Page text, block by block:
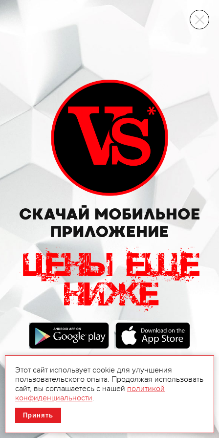
ВИННЫЙ СКЛАД
Этот сайт использует cookie для улучшения
пользовательского опыта. Продолжая использовать
сайт, вы соглашаетесь с нашей политикой
конфиденциальности.
Принять